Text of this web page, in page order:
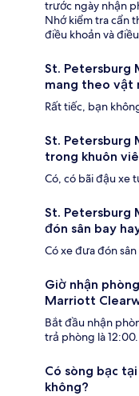
trước ngày nhận
Nhớ kiểm tra cẩn
điều khoản và
St. Petersburg
mang theo vật
Rất tiếc, bạn
St. Petersburg
trong khuôn
Có, có bãi đậu xe
St. Petersburg
đón sân bay
Có xe đưa đón
Giờ nhận
Marriott
Bắt đầu nhận
trả phòng là
Có sòng bạc
không?